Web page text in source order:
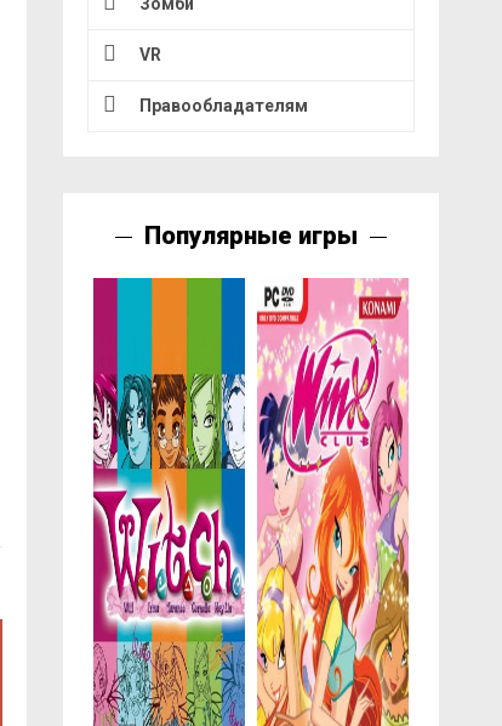
VR
Правообладателям
Популярные игры